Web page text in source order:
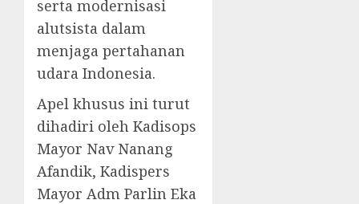
serta modernisasi
alutsista dalam
menjaga pertahanan
udara Indonesia.
Apel khusus ini turut
dihadiri oleh Kadisops
Mayor Nav Nanang
Afandik, Kadispers
Mayor Adm Parlin Eka